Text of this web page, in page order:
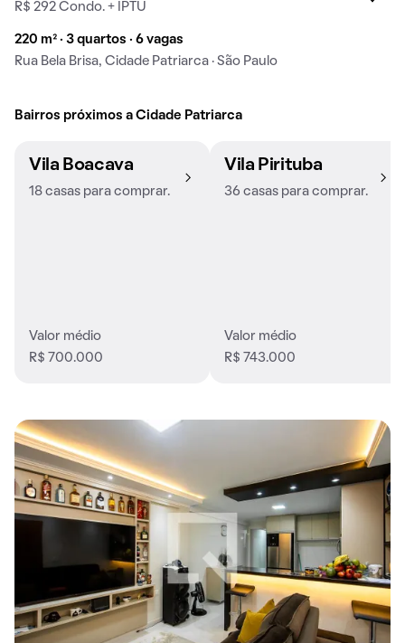
R$ 292 Condo. + IPTU
220 m² · 3 quartos · 6 vagas
Rua Bela Brisa, Cidade Patriarca · São Paulo
Bairros próximos a Cidade Patriarca
Vila Boacava
18 casas para comprar.
Valor médio
R$ 700.000
Vila Pirituba
36 casas para comprar.
Valor médio
R$ 743.000